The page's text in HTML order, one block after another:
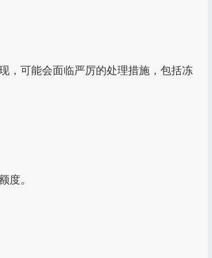
，可能会面临严厉的处理措施，包括冻
度。